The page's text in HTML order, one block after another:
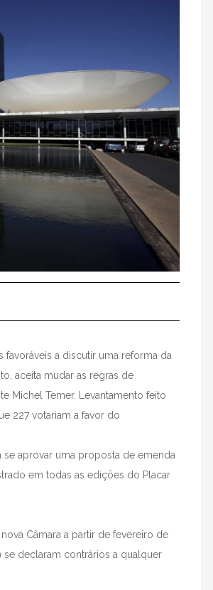
a discutir uma reforma da
aceita mudar as regras de
Michel Temer. Levantamento feito
227 votariam a favor do
se aprovar uma proposta de emenda
em todas as edições do Placar
Câmara a partir de fevereiro de
se declaram contrários a qualquer